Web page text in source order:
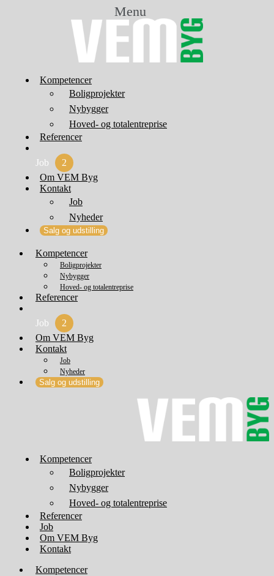
Menu
Kompetencer
Boligprojekter
Nybygger
Hoved- og totalentreprise
Referencer
Job
2
Om VEM Byg
Kontakt
Job
Nyheder
Salg og udstilling
Kompetencer
Boligprojekter
Nybygger
Hoved- og totalentreprise
Referencer
Job
2
Om VEM Byg
Kontakt
Job
Nyheder
Salg og udstilling
Kompetencer
Boligprojekter
Nybygger
Hoved- og totalentreprise
Referencer
Job
Om VEM Byg
Kontakt
Kompetencer